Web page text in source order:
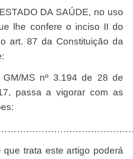
lhe confere o inciso II do
art. 87 da Constituição da
passa a vigorar com as
que trata este artigo poderá